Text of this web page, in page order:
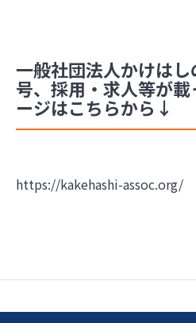
一般社団法人かけは
号、採用・求人等が
ージはこちらから↓
https://kakehashi-assoc.org/